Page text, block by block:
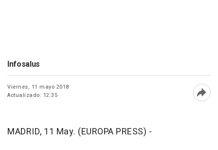
Infosalus
Viernes, 11 mayo 2018
Actualizado: 12:35
MADRID, 11 May. (EUROPA PRESS) -